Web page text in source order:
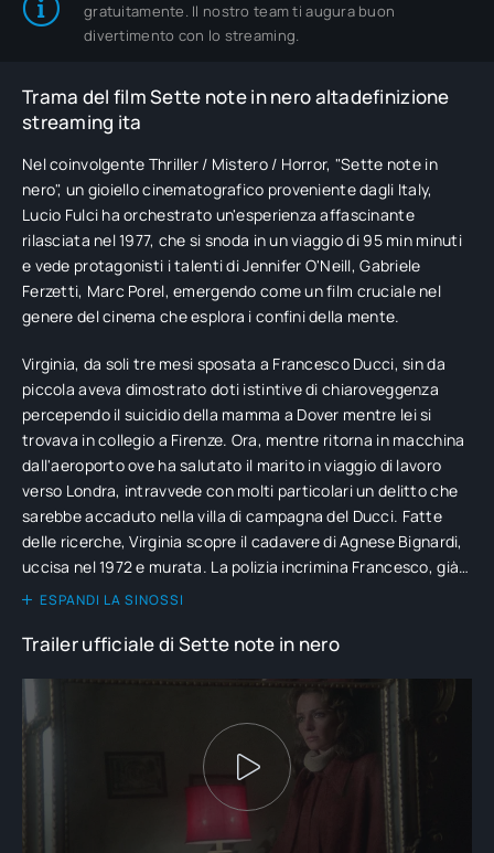
gratuitamente. Il nostro team ti augura buon
divertimento con lo streaming.
Trama del film Sette note in nero altadefinizione
streaming ita
Nel coinvolgente Thriller / Mistero / Horror, "Sette note in
nero", un gioiello cinematografico proveniente dagli Italy,
Lucio Fulci ha orchestrato un'esperienza affascinante
rilasciata nel 1977, che si snoda in un viaggio di 95 min minuti
e vede protagonisti i talenti di Jennifer O'Neill, Gabriele
Ferzetti, Marc Porel, emergendo come un film cruciale nel
genere del cinema che esplora i confini della mente.
Virginia, da soli tre mesi sposata a Francesco Ducci, sin da
piccola aveva dimostrato doti istintive di chiaroveggenza
percependo il suicidio della mamma a Dover mentre lei si
trovava in collegio a Firenze. Ora, mentre ritorna in macchina
dall'aeroporto ove ha salutato il marito in viaggio di lavoro
verso Londra, intravvede con molti particolari un delitto che
sarebbe accaduto nella villa di campagna del Ducci. Fatte
delle ricerche, Virginia scopre il cadavere di Agnese Bignardi,
uccisa nel 1972 e murata. La polizia incrimina Francesco, già
amante della ragazza scomparsa, e lo arresta. Virginia,
dell'amico parapsicologo Luca Fattori e della segretaria di
amante di Agnese e professionalmente nei pasticci. I nuovi
elementi permettono a Virginia di fare scarcerare Francesco.
Ma tutto si volge a suo danno.
ESPANDI LA SINOSSI
Trailer ufficiale di Sette note in nero